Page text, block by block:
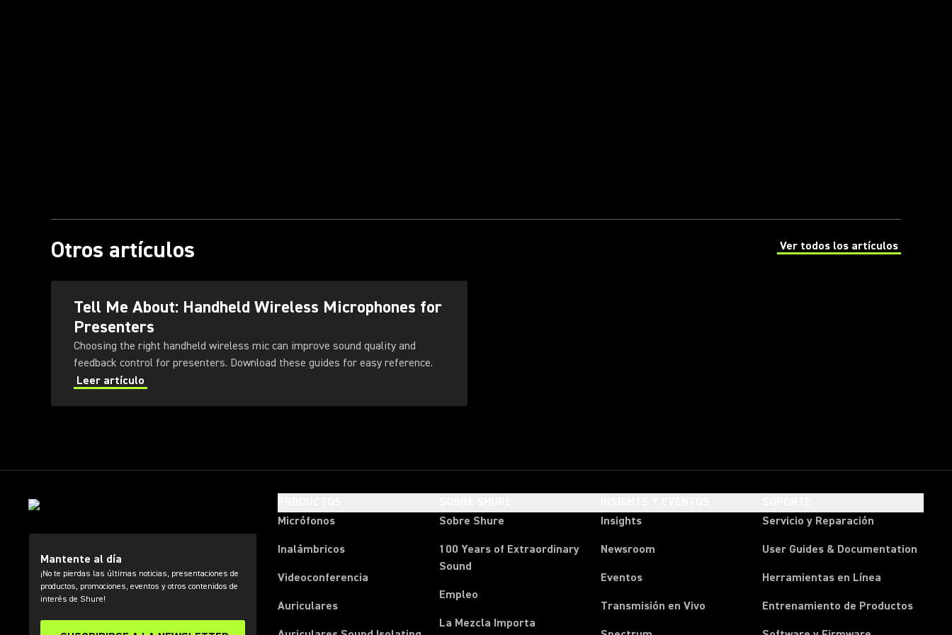
Otros artículos Ver todos los artículos
(Opens in a new tab)
Tell Me About: Handheld Wireless Microphones for
Presenters
Choosing the right handheld wireless mic can improve sound quality and
feedback control for presenters. Download these guides for easy reference.
Leer artículo
Mantente al día
¡No te pierdas las últimas noticias, presentaciones de
productos, promociones, eventos y otros contenidos de
interés de Shure!
Micrófonos
Inalámbricos
Videoconferencia
Auriculares
Sobre Shure
100 Years of Extraordinary
Sound
Empleo
La Mezcla Importa
Insights
Newsroom
Eventos
Transmisión en Vivo
Servicio y Reparación
User Guides & Documentation
Herramientas en Línea
Entrenamiento de Productos